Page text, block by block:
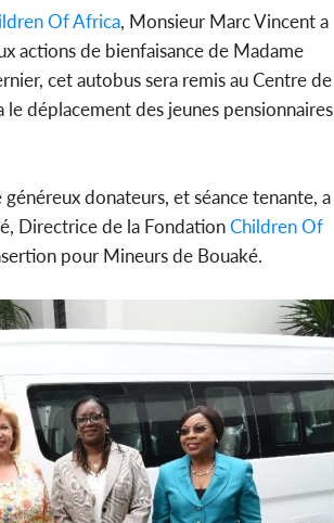
Of Africa, Monsieur Marc Vincent a
actions de bienfaisance de Madame
cet autobus sera remis au Centre de
déplacement des jeunes pensionnaires
donateurs, et séance tenante, a
Directrice de la FondationChildren Of
pour Mineurs de Bouaké.